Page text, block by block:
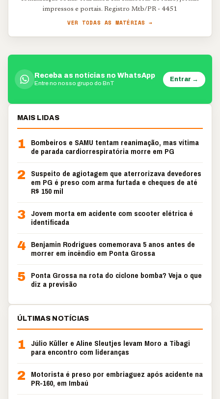
impressos e portais. Registro Mtb/PR - 4451
VER TODAS AS MATÉRIAS →
Receba as notícias no WhatsApp
Entre no nosso grupo do BnT
Entrar →
MAIS LIDAS
1
Bombeiros e SAMU tentam reanimação, mas vítima
de parada cardiorrespiratória morre em PG
2
Suspeito de agiotagem que aterrorizava devedores
em PG é preso com arma furtada e cheques de até
R$ 150 mil
3 Jovem morta em acidente com scooter elétrica é
identificada
4 Benjamin Rodrigues comemorava 5 anos antes de
morrer em incêndio em Ponta Grossa
5 Ponta Grossa na rota do ciclone bomba? Veja o que
diz a previsão
ÚLTIMAS NOTÍCIAS
1
Júlio Küller e Aline Sleutjes levam Moro a Tibagi
para encontro com lideranças
2
Motorista é preso por embriaguez após acidente na
PR-160, em Imbaú